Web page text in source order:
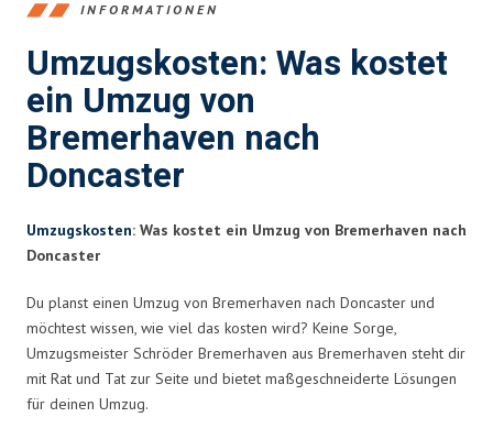
INFORMATIONEN
Umzugskosten: Was kostet
ein Umzug von
Bremerhaven nach
Doncaster
Umzugskosten: Was kostet ein Umzug von Bremerhaven nach
Doncaster
Du planst einen Umzug von Bremerhaven nach Doncaster und
möchtest wissen, wie viel das kosten wird? Keine Sorge,
Umzugsmeister Schröder Bremerhaven aus Bremerhaven steht dir
mit Rat und Tat zur Seite und bietet maßgeschneiderte Lösungen
für deinen Umzug.